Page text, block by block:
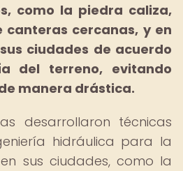
como la piedra caliza,
cercanas, y en
ciudades de acuerdo
del terreno, evitando
manera drástica.
desarrollaron técnicas
hidráulica para la
sus ciudades, como la